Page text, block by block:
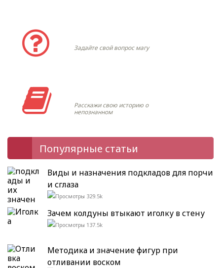
Задайте свой вопрос магу
Расскажи свою историю о
непознанном
Популярные статьи
Виды и назначения подкладов для порчи
и сглаза
329.5k
Зачем колдуны втыкают иголку в стену
137.5k
Методика и значение фигур при
отливании воском